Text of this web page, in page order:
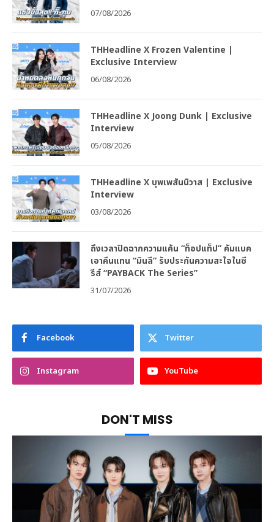
07/08/2026
THHeadline X Frozen Valentine |
Exclusive Interview
06/08/2026
THHeadline X Joong Dunk | Exclusive
Interview
05/08/2026
THHeadline X บุพเพสันนิวาส | Exclusive
Interview
03/08/2026
ถึงเวลาปิดฉากความแค้น “ท็อปแท็ป” คัมแบค
เอาคืนแทน “มินลี” รับประกันความสะใจในซี
รีส์ “PAYBACK The Series”
31/07/2026
Facebook Twitter
Instagram YouTube
DON'T MISS